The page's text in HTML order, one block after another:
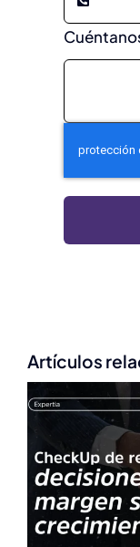
Artículos